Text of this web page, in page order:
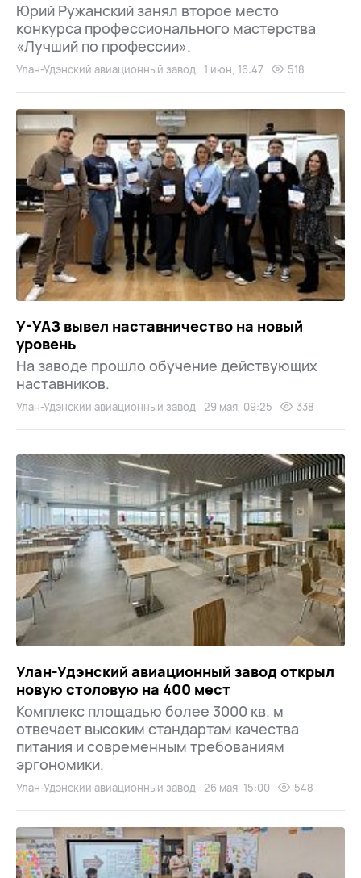
Юрий Ружанский занял второе место
конкурса профессионального мастерства
«Лучший по профессии».
Улан-Удэнский авиационный завод 1 июн, 16:47 518
У-УАЗ вывел наставничество на новый
уровень
На заводе прошло обучение действующих
наставников.
Улан-Удэнский авиационный завод 29 мая, 09:25 338
Улан-Удэнский авиационный завод открыл
новую столовую на 400 мест
Комплекс площадью более 3000 кв. м
отвечает высоким стандартам качества
питания и современным требованиям
эргономики.
Улан-Удэнский авиационный завод 26 мая, 15:00 548